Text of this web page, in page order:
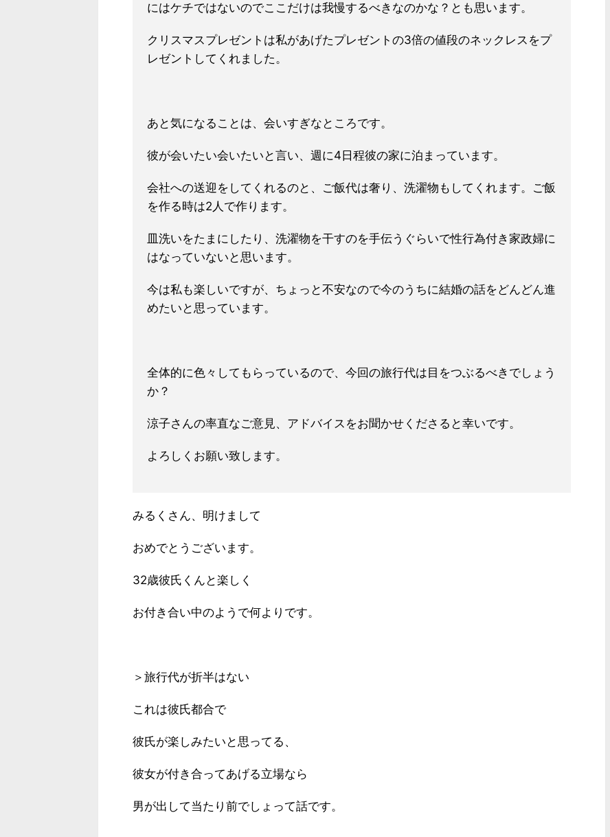
にはケチではないのでここだけは我慢するべきなのかな ？とも思います。
クリスマスプレゼントは私があげたプレゼントの3倍の値段のネッ クレスをプ
レゼントしてくれました。
あと気になることは、会いすぎなところです。
彼が会いたい会いたいと言い、週に4日程彼の家に泊まっています。
会社への送迎をしてくれるのと、ご飯代は奢り、洗濯物もしてくれます。ご飯
を作る時は2人で作ります。
皿洗いをたまにしたり、洗濯物を干すのを手伝うぐらいで性行為付き家政婦に
はなっていないと思います。
今は私も楽しいですが、ちょっと不安なので今のうちに結婚の話をどんどん進
めたいと思っています。
全体的に色々してもらっているので、今回の旅行代は目をつぶるべきでしょう
か？
涼子さんの率直なご意見、アドバイスをお聞かせくださると幸いです。
よろしくお願い致します。
みるくさん、明けまして
おめでとうございます。
32歳彼氏くんと楽しく
お付き合い中のようで何よりです。
＞旅行代が折半はない
これは彼氏都合で
彼氏が楽しみたいと思ってる、
彼女が付き合ってあげる立場なら
男が出して当たり前でしょって話です。